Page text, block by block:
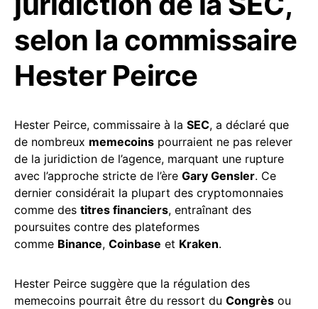
selon la commissaire
Hester Peirce
Hester Peirce, commissaire à la SEC, a déclaré que
de nombreux memecoins pourraient ne pas relever
de la juridiction de l’agence, marquant une rupture
avec l’approche stricte de l’ère Gary Gensler. Ce
dernier considérait la plupart des cryptomonnaies
comme des titres financiers, entraînant des
poursuites contre des plateformes
comme Binance, Coinbase et Kraken.
Hester Peirce suggère que la régulation des
memecoins pourrait être du ressort du Congrès ou